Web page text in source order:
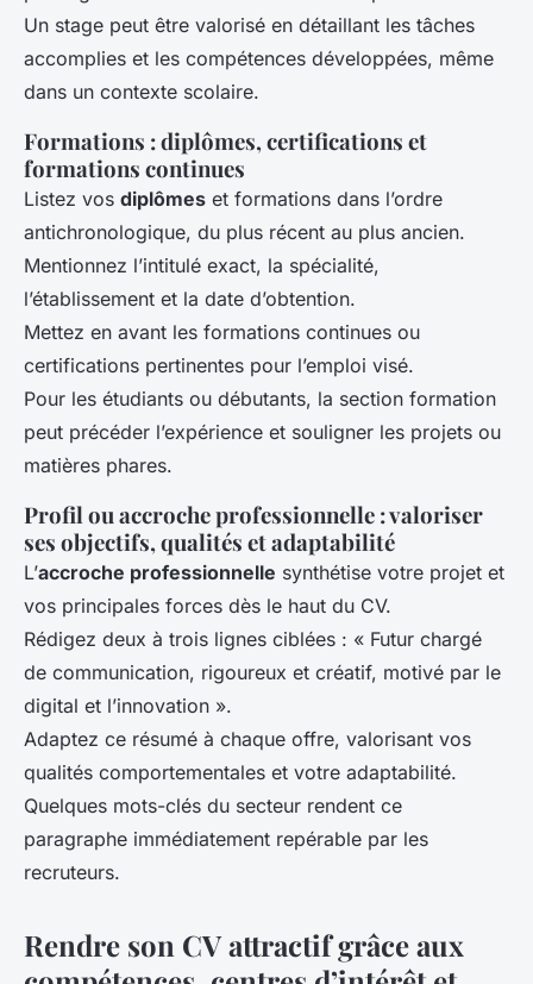
Un stage peut être valorisé en détaillant les tâches
accomplies et les compétences développées, même
dans un contexte scolaire.
Formations : diplômes, certifications et
formations continues
Listez vos diplômes et formations dans l’ordre
antichronologique, du plus récent au plus ancien.
Mentionnez l’intitulé exact, la spécialité,
l’établissement et la date d’obtention.
Mettez en avant les formations continues ou
certifications pertinentes pour l’emploi visé.
Pour les étudiants ou débutants, la section formation
peut précéder l’expérience et souligner les projets ou
matières phares.
Profil ou accroche professionnelle : valoriser
ses objectifs, qualités et adaptabilité
L’accroche professionnelle synthétise votre projet et
vos principales forces dès le haut du CV.
Rédigez deux à trois lignes ciblées : « Futur chargé
de communication, rigoureux et créatif, motivé par le
digital et l’innovation ».
Adaptez ce résumé à chaque offre, valorisant vos
qualités comportementales et votre adaptabilité.
Quelques mots-clés du secteur rendent ce
paragraphe immédiatement repérable par les
recruteurs.
Rendre son CV attractif grâce aux